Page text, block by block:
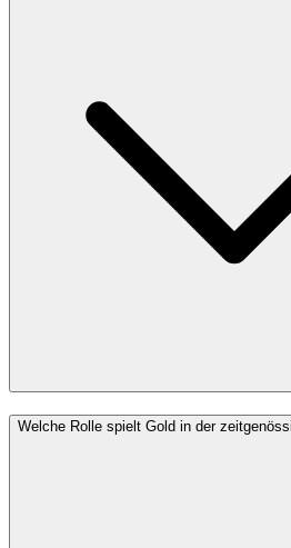
Welche Rolle spielt Gold in der